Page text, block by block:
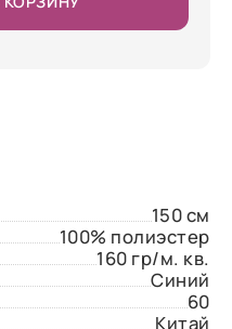
150 см
100% полиэстер
160 гр/м. кв.
Синий
60
Китай